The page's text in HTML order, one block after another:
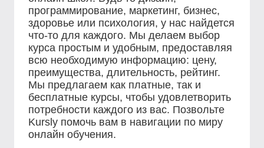
программирование, маркетинг, бизнес,
здоровье или психология, у нас найдется
что-то для каждого. Мы делаем выбор
курса простым и удобным, предоставляя
всю необходимую информацию: цену,
преимущества, длительность, рейтинг.
Мы предлагаем как платные, так и
бесплатные курсы, чтобы удовлетворить
потребности каждого из вас. Позвольте
Kursly помочь вам в навигации по миру
онлайн обучения.